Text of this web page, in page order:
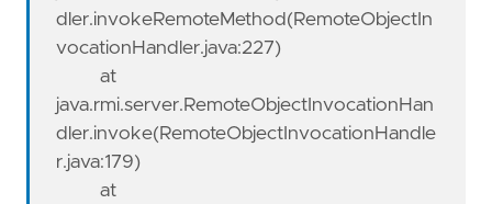
dler.invokeRemoteMethod(RemoteObjectIn
vocationHandler.java:227)
at
java.rmi.server.RemoteObjectInvocationHan
dler.invoke(RemoteObjectInvocationHandle
r.java:179)
at